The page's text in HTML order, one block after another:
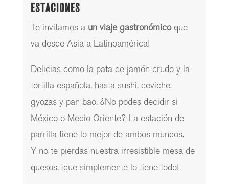
ESTACIONES
Te invitamos a un viaje gastronómicoque
va desde Asia a Latinoamérica!
Delicias como la pata de jamón crudo y la
tortilla española, hasta sushi, ceviche,
gyozas y pan bao. ¿No podes decidir si
México o Medio Oriente? La estación de
parrilla tiene lo mejor de ambos mundos.
Y no te pierdas nuestra irresistible mesa de
quesos, ¡que simplemente lo tiene todo!